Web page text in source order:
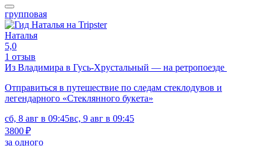
групповая
Наталья
5,0
1 отзыв
Из Владимира в Гусь-Хрустальный — на ретропоезде
Отправиться в путешествие по следам стеклодувов и
легендарного «Стеклянного букета»
сб, 8 авг в 09:45вс, 9 авг в 09:45
3800 ₽
за одного